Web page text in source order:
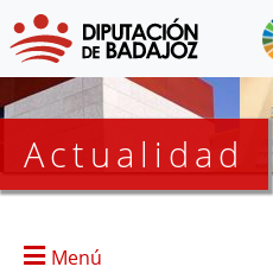
Actualidad
Menú